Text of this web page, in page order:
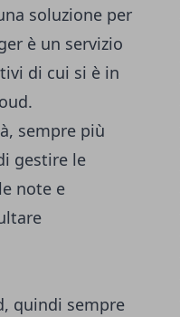
soluzione per
è un servizio
di cui si è in
sempre più
gestire le
note e
quindi sempre